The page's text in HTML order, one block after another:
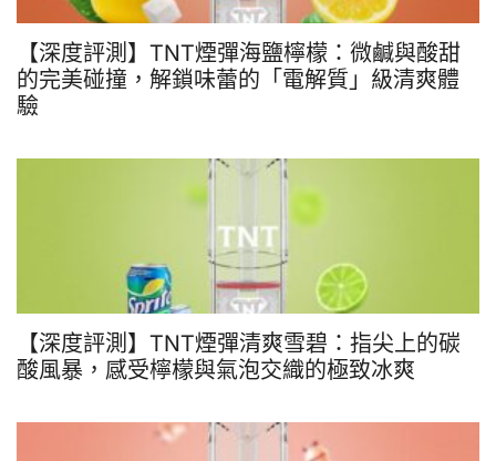
【深度評測】TNT煙彈海鹽檸檬：微鹹與酸甜
的完美碰撞，解鎖味蕾的「電解質」級清爽體
驗
【深度評測】TNT煙彈清爽雪碧：指尖上的碳
酸風暴，感受檸檬與氣泡交織的極致冰爽